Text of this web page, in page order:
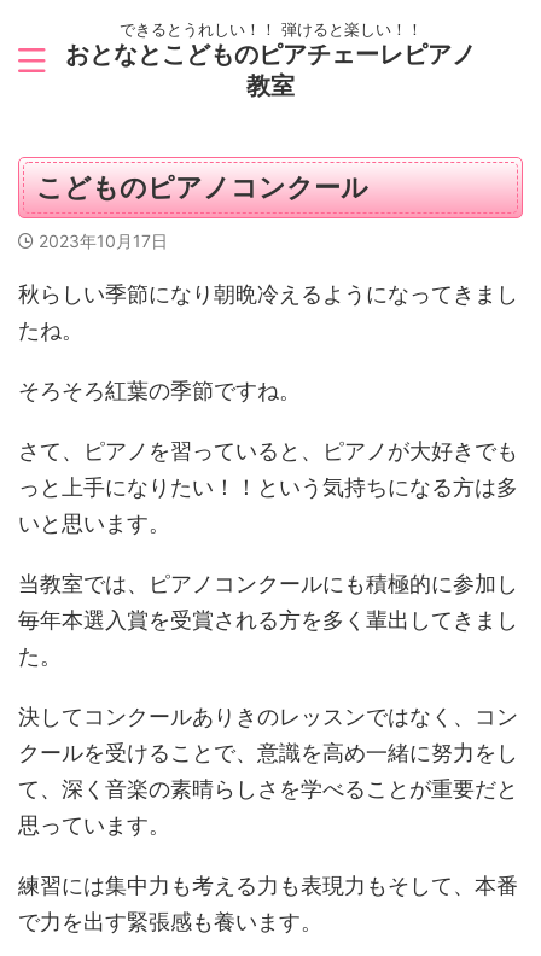
できるとうれしい！！ 弾けると楽しい！！
おとなとこどものピアチェーレピアノ
教室
こどものピアノコンクール
2023年10月17日
秋らしい季節になり朝晩冷えるようになってきまし
たね。
そろそろ紅葉の季節ですね。
さて、ピアノを習っていると、ピアノが大好きでも
っと上手になりたい！！という気持ちになる方は多
いと思います。
当教室では、ピアノコンクールにも積極的に参加し
毎年本選入賞を受賞される方を多く輩出してきまし
た。
決してコンクールありきのレッスンではなく、コン
クールを受けることで、意識を高め一緒に努力をし
て、深く音楽の素晴らしさを学べることが重要だと
思っています。
練習には集中力も考える力も表現力もそして、本番
で力を出す緊張感も養います。